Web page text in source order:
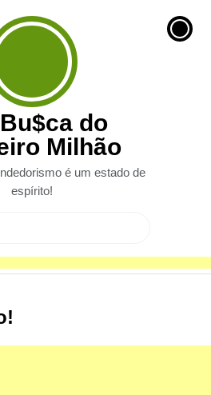
do
Milhão
é um estado de
espírito!